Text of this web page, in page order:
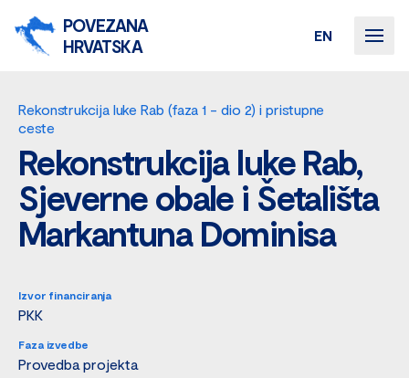
POVEZANA
HRVATSKA
EN
Rekonstrukcija luke Rab (faza 1 - dio 2) i pristupne
ceste
Rekonstrukcija luke Rab,
Sjeverne obale i Šetališta
Markantuna Dominisa
Izvor financiranja
PKK
Faza izvedbe
Provedba projekta